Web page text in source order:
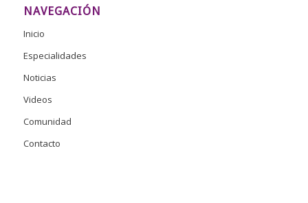
NAVEGACIÓN
Inicio
Especialidades
Noticias
Videos
Comunidad
Contacto